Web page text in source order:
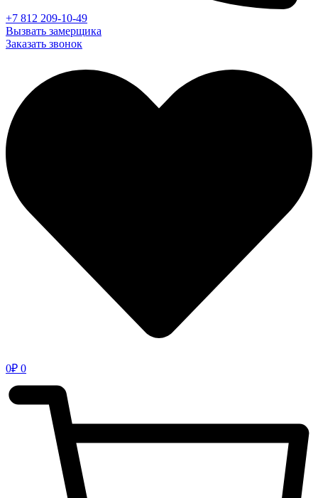
+7 812 209-10-49
Вызвать замерщика
Заказать звонок
0₽ 0